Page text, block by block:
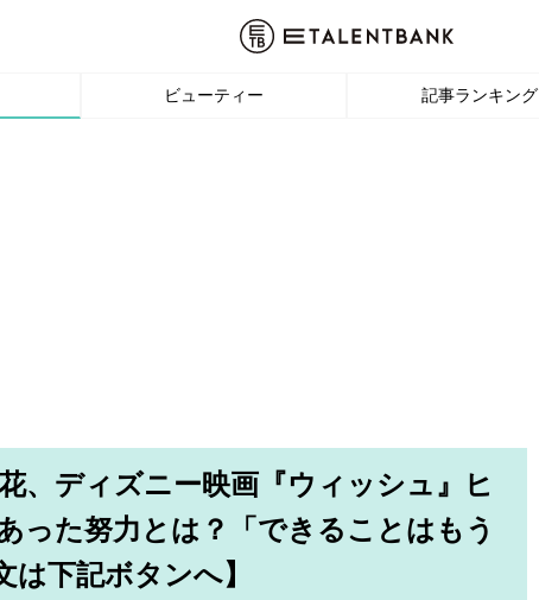
ビューティー 記事ランキング
、ディズニー映画『ウィッシュ』ヒ
った努力とは？「できることはもう
下記ボタンへ】